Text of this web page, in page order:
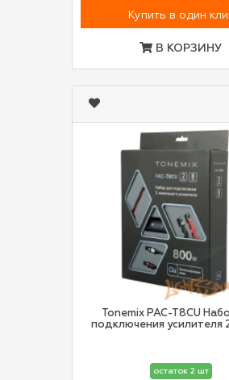
Купить в один
В КОРЗИНУ
Tonemix PAC-T8CU
подключения усилителя
остаток 2 шт